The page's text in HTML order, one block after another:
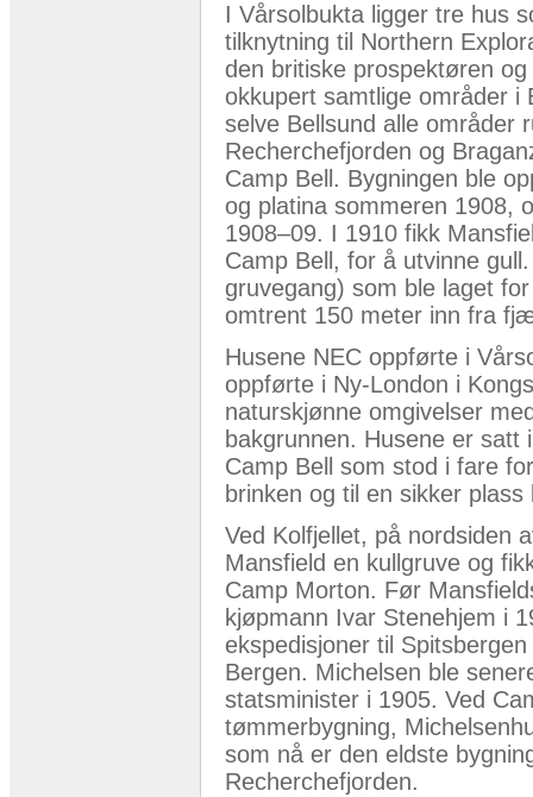
I Vårsolbukta ligger tre hus
tilknytning til Northern
den britiske prospektøren
okkupert samtlige områder i
selve Bellsund alle områder
Recherchefjorden og
Camp Bell. Bygningen ble
og platina sommeren 1908,
1908–09. I 1910 fikk
Camp Bell, for å utvinne
gruvegang) som ble laget
omtrent 150 meter inn fra
Husene NEC oppførte i
oppførte i Ny-London i
naturskjønne omgivelser
bakgrunnen. Husene er satt
Camp Bell som stod i fare
brinken og til en sikker
Ved Kolfjellet, på nordsiden
Mansfield en kullgruve og
Camp Morton. Før
kjøpmann Ivar Stenehjem i
ekspedisjoner til
Bergen. Michelsen ble
statsminister i 1905. Ved
tømmerbygning,
som nå er den eldste
Recherchefjorden.